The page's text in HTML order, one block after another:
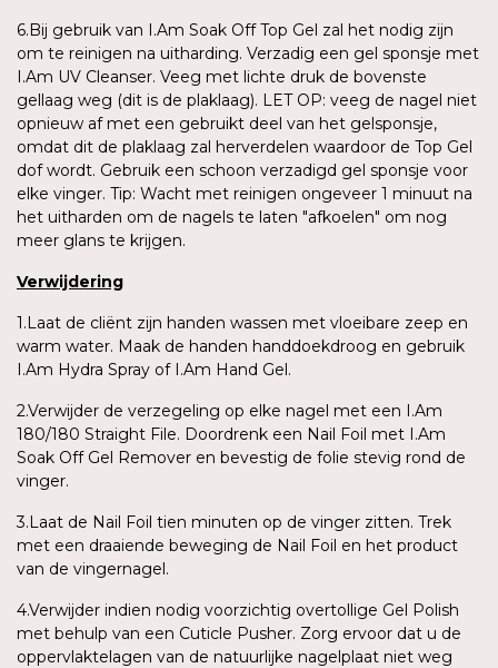
6.Bij gebruik van I.Am Soak Off Top Gel zal het nodig zijn
om te reinigen na uitharding. Verzadig een gel sponsje met
I.Am UV Cleanser. Veeg met lichte druk de bovenste
gellaag weg (dit is de plaklaag). LET OP: veeg de nagel niet
opnieuw af met een gebruikt deel van het gelsponsje,
omdat dit de plaklaag zal herverdelen waardoor de Top Gel
dof wordt. Gebruik een schoon verzadigd gel sponsje voor
elke vinger. Tip: Wacht met reinigen ongeveer 1 minuut na
het uitharden om de nagels te laten "afkoelen" om nog
meer glans te krijgen.
Verwijdering
1.Laat de cliënt zijn handen wassen met vloeibare zeep en
warm water. Maak de handen handdoekdroog en gebruik
I.Am Hydra Spray of I.Am Hand Gel.
2.Verwijder de verzegeling op elke nagel met een I.Am
180/180 Straight File. Doordrenk een Nail Foil met I.Am
Soak Off Gel Remover en bevestig de folie stevig rond de
vinger.
3.Laat de Nail Foil tien minuten op de vinger zitten. Trek
met een draaiende beweging de Nail Foil en het product
van de vingernagel.
4.Verwijder indien nodig voorzichtig overtollige Gel Polish
met behulp van een Cuticle Pusher. Zorg ervoor dat u de
oppervlaktelagen van de natuurlijke nagelplaat niet weg